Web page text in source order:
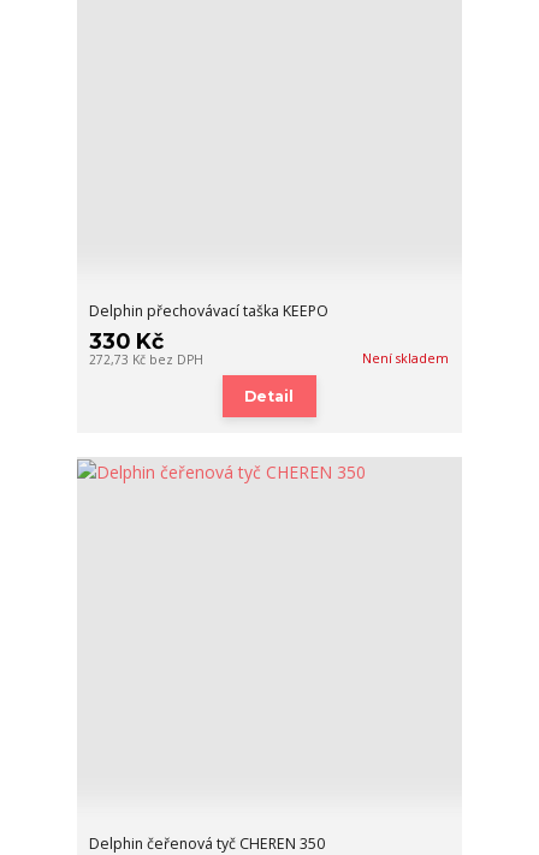
Delphin přechovávací taška KEEPO
330 Kč
272,73 Kč bez DPH Není skladem
Detail
Delphin čeřenová tyč CHEREN 350